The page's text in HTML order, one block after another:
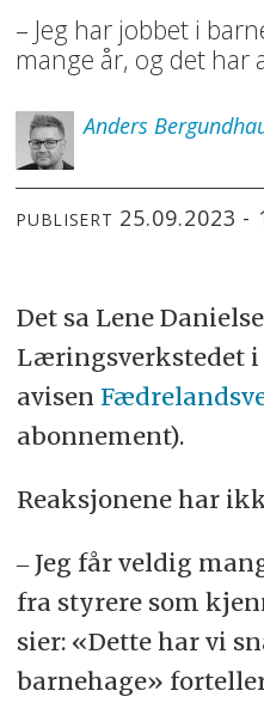
– Jeg har jobbet i
mange år, og det
Anders
PUBLISERT 25.09.2023 -
Det sa Lene
Læringsverkstedet i
avisen
abonnement).
Reaksjonene har
‒ Jeg får veldig
fra styrere som
sier: «Dette har vi
barnehage»